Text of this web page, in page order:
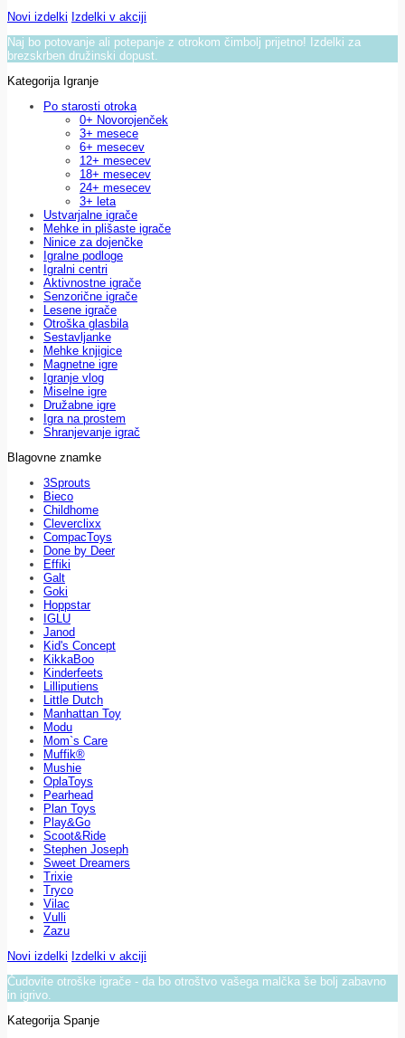
Novi izdelki Izdelki v akciji
Naj bo potovanje ali potepanje z otrokom čimbolj prijetno! Izdelki za
brezskrben družinski dopust.
Kategorija Igranje
Po starosti otroka
0+ Novorojenček
3+ mesece
6+ mesecev
12+ mesecev
18+ mesecev
24+ mesecev
3+ leta
Ustvarjalne igrače
Mehke in plišaste igrače
Ninice za dojenčke
Igralne podloge
Igralni centri
Aktivnostne igrače
Senzorične igrače
Lesene igrače
Otroška glasbila
Sestavljanke
Mehke knjigice
Magnetne igre
Igranje vlog
Miselne igre
Družabne igre
Igra na prostem
Shranjevanje igrač
Blagovne znamke
3Sprouts
Bieco
Childhome
Cleverclixx
CompacToys
Done by Deer
Effiki
Galt
Goki
Hoppstar
IGLU
Janod
Kid's Concept
KikkaBoo
Kinderfeets
Lilliputiens
Little Dutch
Manhattan Toy
Modu
Mom`s Care
Muffik®
Mushie
OplaToys
Pearhead
Plan Toys
Play&Go
Scoot&Ride
Stephen Joseph
Sweet Dreamers
Trixie
Tryco
Vilac
Vulli
Zazu
Novi izdelki Izdelki v akciji
Čudovite otroške igrače - da bo otroštvo vašega malčka še bolj zabavno
in igrivo.
Kategorija Spanje